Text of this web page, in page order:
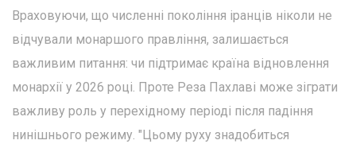
Враховуючи, що численні покоління іранців ніколи не
відчували монаршого правління, залишається
важливим питання: чи підтримає країна відновлення
монархії у 2026 році. Проте Реза Пахлаві може зіграти
важливу роль у перехідному періоді після падіння
нинішнього режиму. "Цьому руху знадобиться